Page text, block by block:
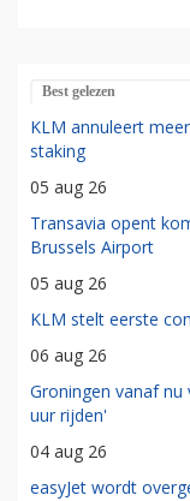
Best gelezen
KLM annuleert
staking
05 aug 26
Transavia opent
Brussels Airport
05 aug 26
KLM stelt eerste
06 aug 26
Groningen vanaf nu
uur rijden'
04 aug 26
easyJet wordt